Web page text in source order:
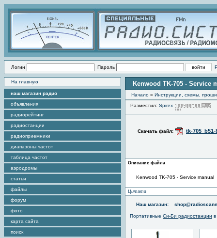
Логин Пароль
На главную
наш магазин радио
объявления
радиорейтинг
радиостанции
радиоприемники
диапазоны частот
таблица частот
аэродромы
статьи
файлы
форум
фото
карта сайта
поиск
Kenwood TK-705 - Service
Начало » Инструкции, схемы,
Разместил: Spirex
Скачать файл: tk-705_b51-
Описание файла
Kenwood TK-705 - Service manual
Цитата
Наш магазин:
Портативные Си-Би радиостанции